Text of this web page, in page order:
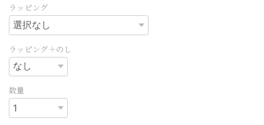
ラッピング
ラッピング＋のし
数量